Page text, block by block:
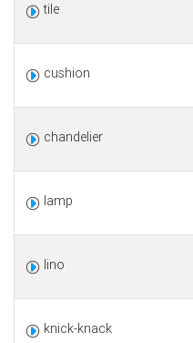
tile
cushion
chandelier
lamp
lino
knick-knack